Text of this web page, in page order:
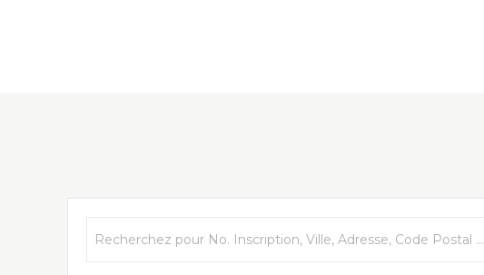
Recherchez pour No. Inscription, Ville, Adresse, Code Postal ...